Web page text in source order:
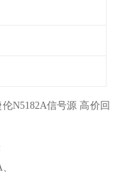
N5182A信号源 高价回